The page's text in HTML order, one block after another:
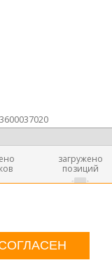
загружено
позиций
ПОИСКОВИКЕ